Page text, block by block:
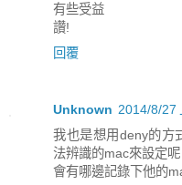
有些受益
讚!
回覆
Unknown 2014/8/27
我也是想用deny的方
法辨識的mac來設定
會有哪邊記錄下他的